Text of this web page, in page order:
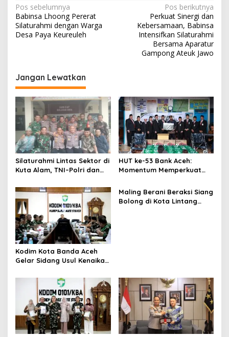
N
a
v
a
s
i
p
o
s
Pos sebelumnya
Babinsa Lhoong Pererat
Silaturahmi dengan Warga
Desa Paya Keureuleh
Pos berikutnya
Perkuat Sinergi dan
Kebersamaan, Babinsa
Intensifkan Silaturahmi
Bersama Aparatur
Gampong Ateuk Jawo
Jangan Lewatkan
Silaturahmi Lintas Sektor di
Kuta Alam, TNI–Polri dan
Kebersamaan
HUT ke-53 Bank Aceh:
Momentum Memperkuat
Keberkahan Bagi Aceh
Kodim Kota Banda Aceh
Gelar Sidang Usul Kenaikan
Tamtama Periode 1 April
Maling Berani Beraksi Siang
Bolong di Kota Lintang